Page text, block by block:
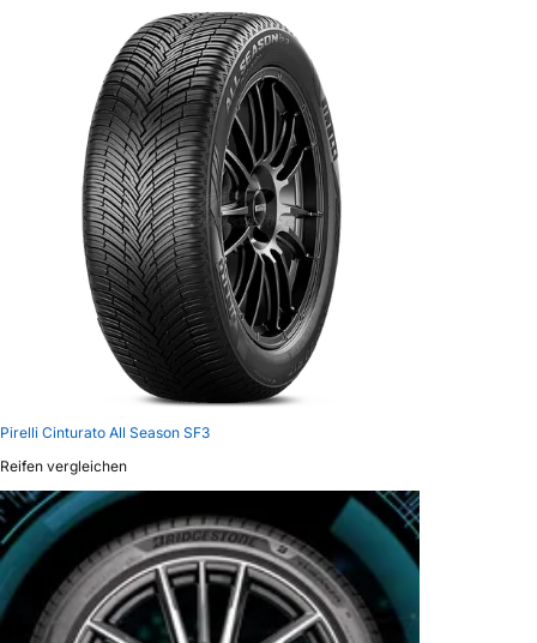
Pirelli Cinturato All Season SF3
Reifen vergleichen